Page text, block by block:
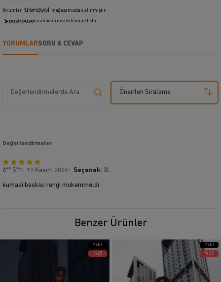
Yorumlar mağazamızdan alınmıştır.
tarafından desteklenmektedir.
YORUMLARSORU & CEVAP
Önerilen Sıralama
Değerlendirmeler
A** S** 19 Kasım 2024 Seçenek: XL
kumasi baskisi rengi mukemmeldi
Benzer Ürünler
YENI
ÜRÜN
%25
YENI
ÜRÜN
%25